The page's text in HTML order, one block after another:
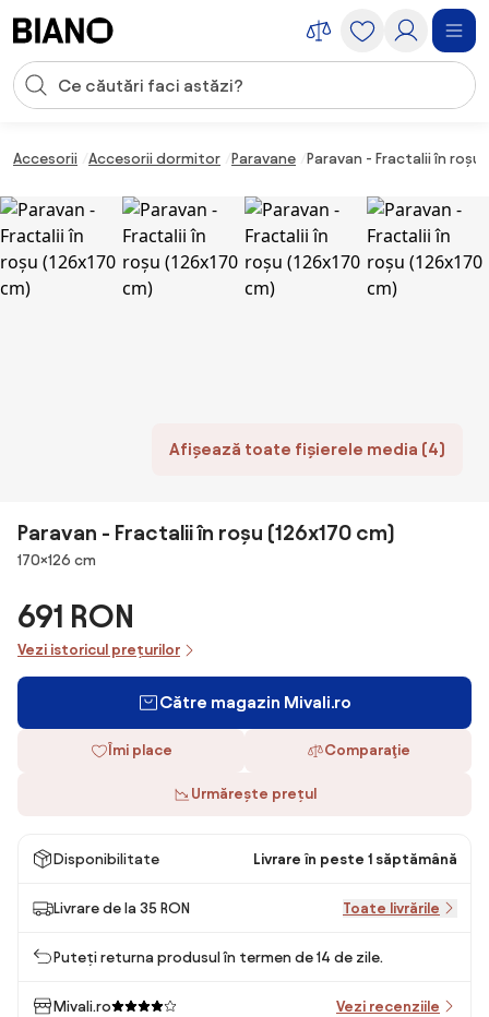
Introducerea căutării
Accesorii Accesorii dormitor Paravane Paravan - Fractalii în roșu
Afișează toate fișierele media (4)
Paravan - Fractalii în roșu (126x170 cm)
Dimensiuni
170×126 cm
691 RON
Vezi istoricul prețurilor
Către magazin Mivali.ro
Îmi place Comparaţie
Urmărește prețul
Disponibilitate Livrare în peste 1 săptămână
Livrare de la 35 RON Toate livrările
Puteți returna produsul în termen de 14 de zile.
Mivali.ro Vezi recenziile